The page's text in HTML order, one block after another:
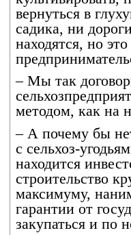
вернуться в
садика, ни
находятся, но
– Мы так
методом, как на
– А почему бы
с сельхоз-
находится
строительство
максимуму,
гарантии от
закупаться и по